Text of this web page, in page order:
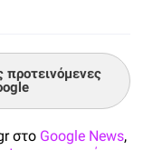
προτεινόμενες
στο Google News,